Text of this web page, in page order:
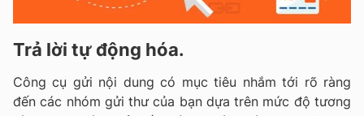
Trả lời tự động hóa.
Công cụ gửi nội dung có mục tiêu nhắm tới rõ ràng
đến các nhóm gửi thư của bạn dựa trên mức độ tương